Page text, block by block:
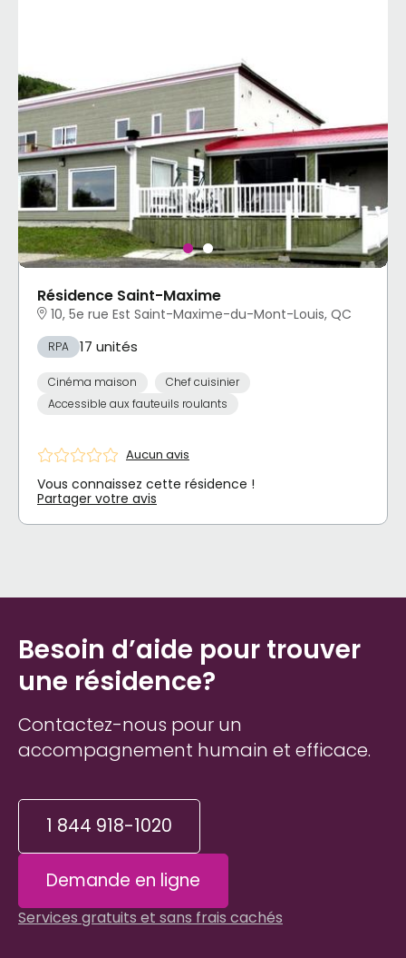
Résidence Saint-Maxime
10, 5e rue Est Saint-Maxime-du-Mont-Louis, QC
RPA 17 unités
Cinéma maison
Chef cuisinier
Accessible aux fauteuils roulants
Aucun avis
Vous connaissez cette résidence !
Partager votre avis
Besoin d’aide pour trouver
une résidence?
Contactez-nous pour un
accompagnement humain et efficace.
1 844 918-1020
Demande en ligne
Services gratuits et sans frais cachés